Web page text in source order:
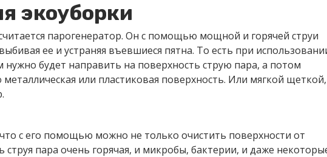
экоуборки
парогенератор. Он с помощью мощной и горячей струи
ее и устраняя въевшиеся пятна. То есть при
нужно будет направить на поверхность струю пара, а потом
или пластиковая поверхность. Или мягкой щеткой,
с его помощью можно не только очистить поверхности от
струя пара очень горячая, и микробы, бактерии, и даже